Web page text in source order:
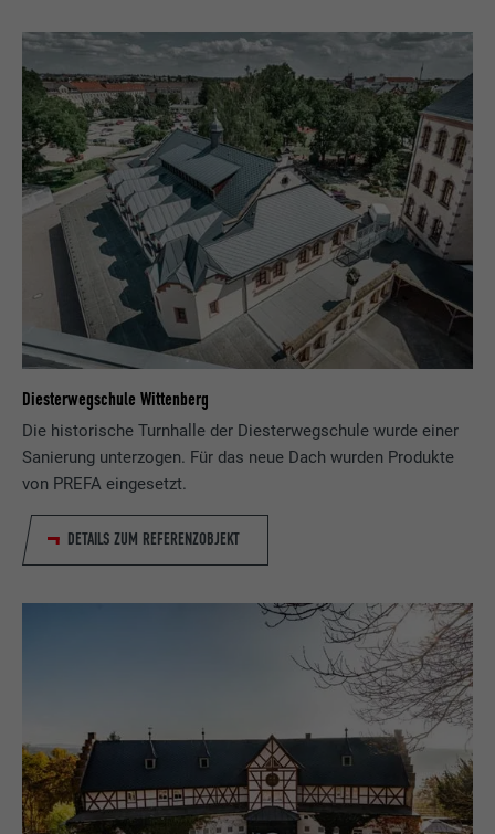
Diesterwegschule Wittenberg
Die historische Turnhalle der Diesterwegschule wurde einer
Sanierung unterzogen. Für das neue Dach wurden Produkte
von PREFA eingesetzt.
DETAILS ZUM REFERENZOBJEKT